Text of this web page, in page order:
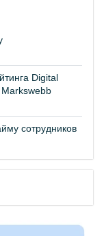
Digital
сотрудников